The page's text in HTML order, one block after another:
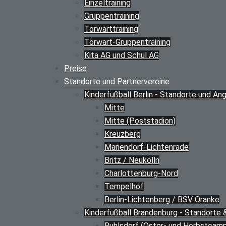
Einzeltraining
Gruppentraining
Torwarttraining
Torwart-Gruppentraining
Kita AG und Schul AG
Preise
Standorte und Partnervereine
Kinderfußball Berlin - Standorte und
Mitte
Mitte (Poststadion)
Kreuzberg
Mariendorf-Lichtenrade
Britz / Neukölln
Charlottenburg-Nord
Tempelhof
Berlin-Lichtenberg / BSV Oranke
Kinderfußball Brandenburg - Standorte